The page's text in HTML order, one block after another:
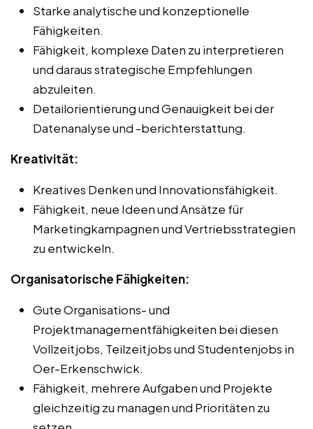
Starke analytische und konzeptionelle
Fähigkeiten.
Fähigkeit, komplexe Daten zu interpretieren
und daraus strategische Empfehlungen
abzuleiten.
Detailorientierung und Genauigkeit bei der
Datenanalyse und -berichterstattung.
Kreativität:
Kreatives Denken und Innovationsfähigkeit.
Fähigkeit, neue Ideen und Ansätze für
Marketingkampagnen und Vertriebsstrategien
zu entwickeln.
Organisatorische Fähigkeiten:
Gute Organisations- und
Projektmanagementfähigkeiten bei diesen
Vollzeitjobs, Teilzeitjobs und Studentenjobs in
Oer-Erkenschwick.
Fähigkeit, mehrere Aufgaben und Projekte
gleichzeitig zu managen und Prioritäten zu